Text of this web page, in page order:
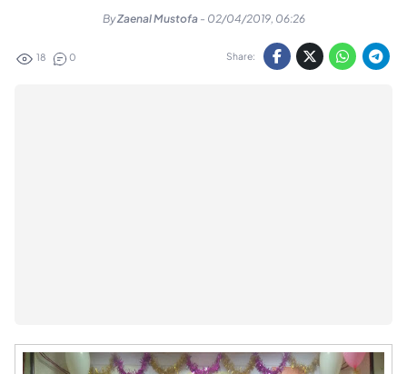
ByZaenal Mustofa - 02/04/2019, 06:26
18 0 Share: